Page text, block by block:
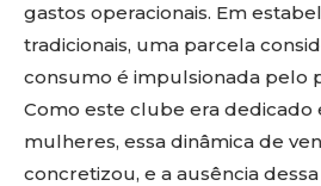
gastos operacionais. Em
tradicionais, uma parcela
consumo é impulsionada pelo
Como este clube era dedicado
mulheres, essa dinâmica de
concretizou, e a ausência